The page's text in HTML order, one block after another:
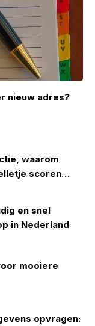
nieuw adres?
waarom
scoren
en snel
in Nederland
mooiere
opvragen: